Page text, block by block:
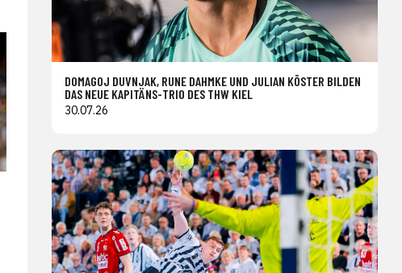
DOMAGOJ DUVNJAK, RUNE DAHMKE UND JULIAN KÖSTER BILDEN
DAS NEUE KAPITÄNS-TRIO DES THW KIEL
30.07.26